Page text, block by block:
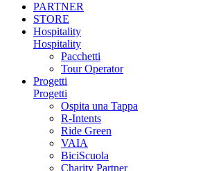
PARTNER
STORE
Hospitality
Hospitality
Pacchetti
Tour Operator
Progetti
Progetti
Ospita una Tappa
R-Intents
Ride Green
VAIA
BiciScuola
Charity Partner